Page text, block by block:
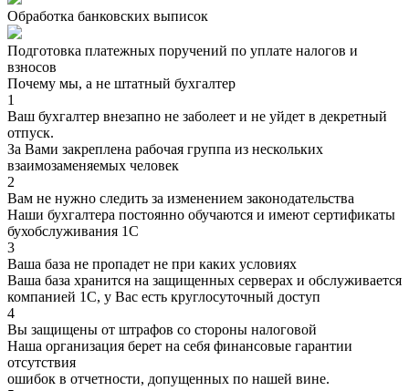
Обработка банковских выписок
Подготовка платежных поручений по уплате налогов и
взносов
Почему мы, а не штатный бухгалтер
1
Ваш бухгалтер внезапно не заболеет и не уйдет в декретный
отпуск.
За Вами закреплена рабочая группа из нескольких
взаимозаменяемых человек
2
Вам не нужно следить за изменением законодательства
Наши бухгалтера постоянно обучаются и имеют сертификаты
бухобслуживания 1С
3
Ваша база не пропадет не при каких условиях
Ваша база хранится на защищенных серверах и обслуживается
компанией 1С, у Вас есть круглосуточный доступ
4
Вы защищены от штрафов со стороны налоговой
Наша организация берет на себя финансовые гарантии
отсутствия
ошибок в отчетности, допущенных по нашей вине.